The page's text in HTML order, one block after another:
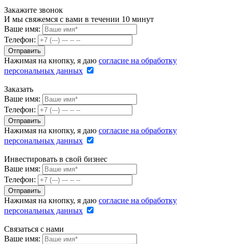
Закажите звонок
И мы свяжемся с вами в течении 10 минут
Ваше имя:
Телефон:
Нажимая на кнопку, я даю согласие на обработку
персональных данных
Заказать
Ваше имя:
Телефон:
Нажимая на кнопку, я даю согласие на обработку
персональных данных
Инвестировать в свой бизнес
Ваше имя:
Телефон:
Нажимая на кнопку, я даю согласие на обработку
персональных данных
Связаться с нами
Ваше имя: